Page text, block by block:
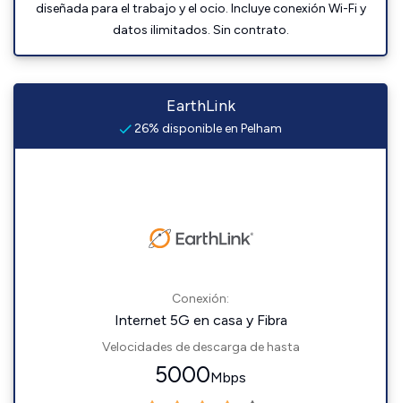
diseñada para el trabajo y el ocio. Incluye conexión Wi-Fi y
datos ilimitados. Sin contrato.
EarthLink
26% disponible en Pelham
Conexión:
Internet 5G en casa y Fibra
Velocidades de descarga de hasta
5000Mbps